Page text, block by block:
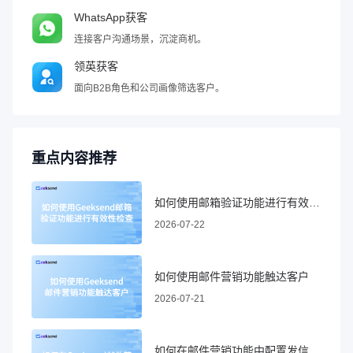
WhatsApp获客
连接客户沟通场景，沉淀商机。
领英获客
面向B2B角色和公司画像筛选客户。
重点内容推荐
2026-07-22
如何使用邮件营销功能触达客户
2026-07-21